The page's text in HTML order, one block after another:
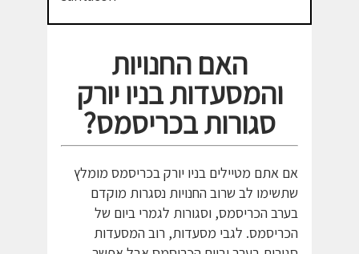
האם החנויות
והמסעדות בניו יורק
סגורות בכריסמס?
אם אתם מטיילים בניו יורק בכריסמס מומלץ
שתשימו לב שרוב החנויות נסגרות מוקדם
בערב הכריסמס, וסגורות לגמרי ביום של
הכריסמס. לגבי מסעדות, רוב המסעדות